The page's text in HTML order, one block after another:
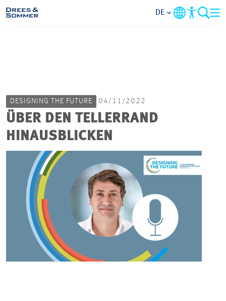
UNTERNEHMEN
IM FOKUS
KARRIERE
PROJEKTE
KONTAKT
DE
DESIGNING THE FUTURE 04/11/2022
ÜBER DEN TELLERRAND
HINAUSBLICKEN